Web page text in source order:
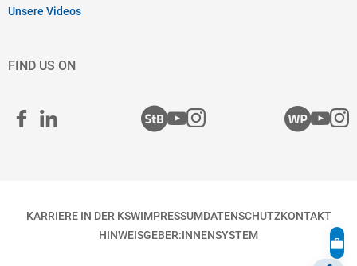
Unsere Videos
FIND US ON
KARRIERE IN DER KSWIMPRESSUMDATENSCHUTZKONTAKT
HINWEISGEBER:INNENSYSTEM